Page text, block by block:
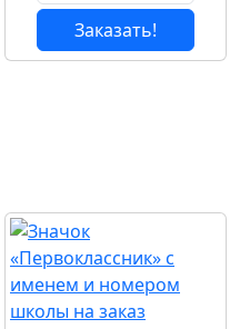
Заказать!